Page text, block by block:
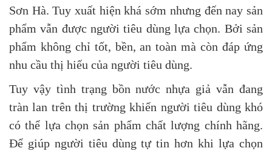
Sơn Hà. Tuy xuất hiện khá sớm nhưng đến nay sản
phẩm vẫn được người tiêu dùng lựa chọn. Bởi sản
phẩm không chỉ tốt, bền, an toàn mà còn đáp ứng
nhu cầu thị hiếu của người tiêu dùng.
Tuy vậy tình trạng bồn nước nhựa giả vẫn đang
tràn lan trên thị trường khiến người tiêu dùng khó
có thể lựa chọn sản phẩm chất lượng chính hãng.
Để giúp người tiêu dùng tự tin hơn khi lựa chọn